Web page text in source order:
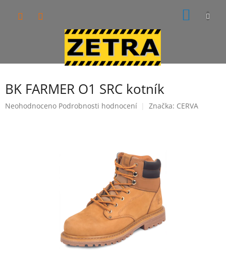
BK FARMER O1 SRC kotník
Průměrné
Neohodnoceno Podrobnosti hodnocení Značka: CERVA